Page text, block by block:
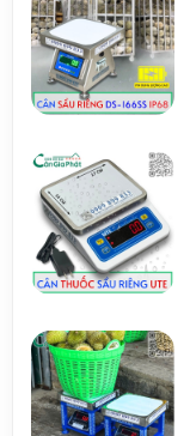
Việc sử dụng inox
thực tế cho các
rửa nhẹ.
Dễ vệ sinh, bề
xuất.